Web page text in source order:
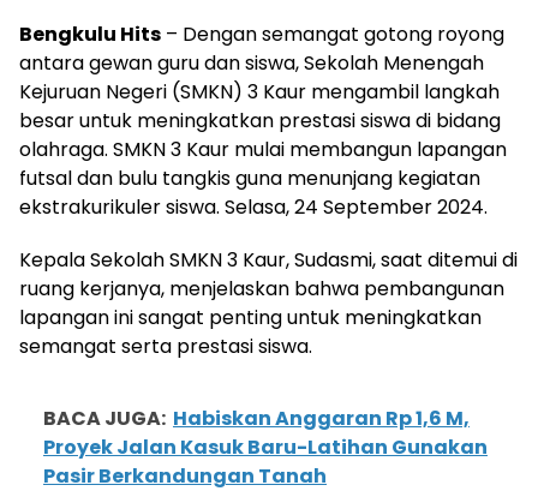
Bengkulu Hits – Dengan semangat gotong royong
antara gewan guru dan siswa, Sekolah Menengah
Kejuruan Negeri (SMKN) 3 Kaur mengambil langkah
besar untuk meningkatkan prestasi siswa di bidang
olahraga. SMKN 3 Kaur mulai membangun lapangan
futsal dan bulu tangkis guna menunjang kegiatan
ekstrakurikuler siswa. Selasa, 24 September 2024.
Kepala Sekolah SMKN 3 Kaur, Sudasmi, saat ditemui di
ruang kerjanya, menjelaskan bahwa pembangunan
lapangan ini sangat penting untuk meningkatkan
semangat serta prestasi siswa.
BACA JUGA: Habiskan Anggaran Rp 1,6 M,
Proyek Jalan Kasuk Baru-Latihan Gunakan
Pasir Berkandungan Tanah